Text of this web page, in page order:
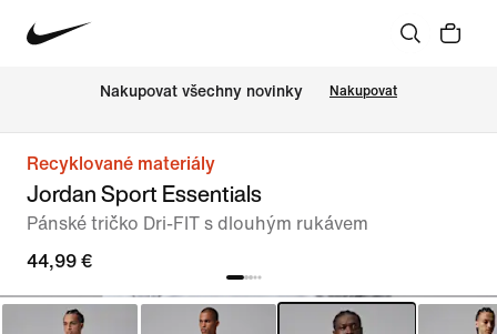
Nakupovat všechny novinky Nakupovat
Recyklované materiály
Jordan Sport Essentials
Pánské tričko Dri-FIT s dlouhým rukávem
44,99 €